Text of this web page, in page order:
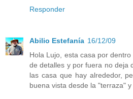
Responder
Abilio Estefanía 16/12/09
Hola Lujo, esta casa por
de detalles y por fuera no deja
las casa que hay alrededor,
buena vista desde la "terraza" y